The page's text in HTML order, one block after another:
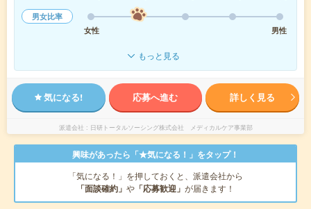
男女比率
女性
男性
もっと見る
気になる! 応募へ進む 詳しく見る
派遣会社 日研トータルソーシング株式会社 メディカルケア事業部
興味があったら「★気になる！」をタップ！
「気になる！」を押しておくと、派遣会社から
「面談確約」 や 「応募歓迎」 が届きます！